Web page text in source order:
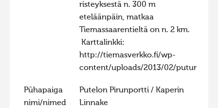
Hiite kuvavõistlus 2022 lisa
Liikuvad kuvad 2022
Hiite kuvavõistlus 2021
Hiite kuvavõistlus 2021 lisa
Hiite kuvavõistlus 2020
risteyksestä n. 300 m
eteläänpäin, matkaa
Tiemassaarentieltä on n. 2 km.
Karttalinkki:
http://tiemasverkko.fi/wp-
content/uploads/2013/02/putura.pdf
Pühapaiga
nimi/nimed
Putelon Pirunportti / Kaperin
Linnake